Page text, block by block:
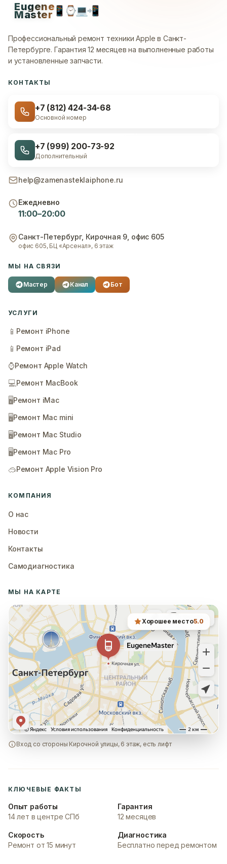
Eugene
Master📱 ⌚💻📲
Профессиональный ремонт техники Apple в Санкт-
Петербурге. Гарантия 12 месяцев на выполненные работы
и установленные запчасти.
КОНТАКТЫ
+7 (812) 424-34-68
Основной номер
+7 (999) 200-73-92
Дополнительный
help@zamenasteklaiphone.ru
Ежедневно
11:00–20:00
Санкт-Петербург, Кирочная 9, офис 605
офис 605, БЦ «Арсенал», 6 этаж
МЫ НА СВЯЗИ
Мастер Канал Бот
УСЛУГИ
📱 Ремонт iPhone
📱 Ремонт iPad
⌚Ремонт Apple Watch
💻Ремонт MacBook
🖥️Ремонт iMac
🖥️Ремонт Mac mini
🖥️Ремонт Mac Studio
🖥️Ремонт Mac Pro
🥽Ремонт Apple Vision Pro
КОМПАНИЯ
О нас
Новости
Контакты
Самодиагностика
МЫ НА КАРТЕ
Хорошее место5.0
Вход со стороны Кирочной улицы, 6 этаж, есть лифт
КЛЮЧЕВЫЕ ФАКТЫ
Опыт работы
14 лет в центре СПб
Гарантия
12 месяцев
Скорость
Ремонт от 15 минут
Диагностика
Бесплатно перед ремонтом